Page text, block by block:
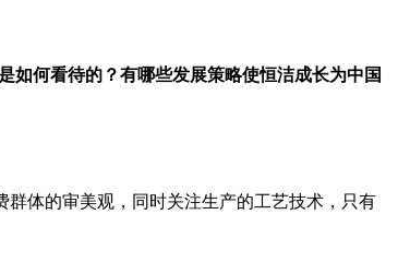
如何看待的？有哪些发展策略使恒洁成长为中国
体的审美观，同时关注生产的工艺技术，只有